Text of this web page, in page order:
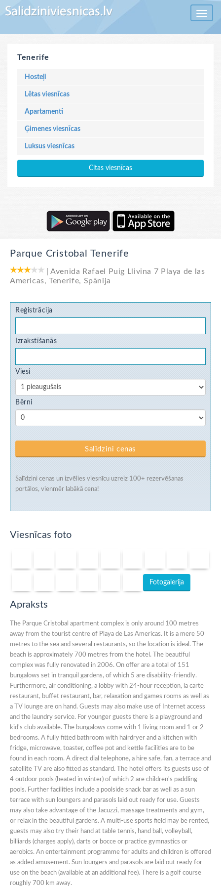
Toggle
Tenerife
Hosteļi
Lētas viesnīcas
Apartamenti
Ģimenes viesnīcas
Luksus viesnīcas
Citas viesnīcas
Parque Cristobal Tenerife
|Avenida Rafael Puig Llivina 7 Playa de las
Americas,Tenerife, Spānija
Reģistrācija
Izrakstīšanās
Viesi
Bērni
Salīdzini cenas
Salīdzini cenas un izvēlies viesnīcu uzreiz 100+ rezervēšanas
portālos, vienmēr labākā cena!
Viesnīcas foto
Fotogalerija
Apraksts
The Parque Cristobal apartment complex is only around 100 metres
away from the tourist centre of Playa de Las Americas. It is a mere 50
metres to the sea and several restaurants, so the location is ideal. The
beach is approximately 700 metres from the hotel. The beautiful
complex was fully renovated in 2006. On offer are a total of 151
bungalows set in tranquil gardens, of which 5 are disability-friendly.
Furthermore, air conditioning, a lobby with 24-hour reception, la carte
restaurant, buffet restaurant, bar, relaxation and games rooms as well as
a TV lounge are on hand. Guests may also make use of Internet access
and the laundry service. For younger guests there is a playground and
kid's club available. The bungalows come with 1 living room and 1 or 2
bedrooms. A fully fitted bathroom with hairdryer and a kitchen with
fridge, microwave, toaster, coffee pot and kettle facilities are to be
found in each room. A direct dial telephone, a hire safe, fan, a terrace and
satellite TV are also fitted as standard. The hotel offers its guests use of
4 outdoor pools (heated in winter) of which 2 are children's paddling
pools. Further facilities include a poolside snack bar as well as a sun
terrace with sun loungers and parasols laid out ready for use. Guests
may also take advantage of the Jacuzzi, massage treatments and gym,
or relax in the beautiful gardens. A multi-use sports field may be rented,
guests may also try their hand at table tennis, hand ball, volleyball,
billiards (charges apply), darts or bocce or practice gymnastics or
aerobics. An entertainment programme for adults and children is offered
as added amusement. Sun loungers and parasols are laid out ready for
use on the beach (available at an additional fee). There is a golf course
roughly 700 km away.